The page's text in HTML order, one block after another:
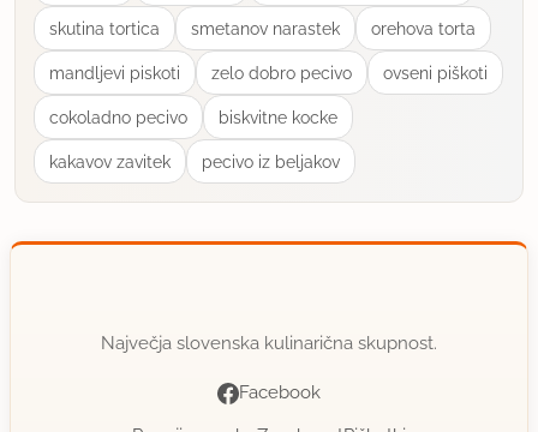
skutina tortica smetanov narastek orehova torta
mandljevi piskoti zelo dobro pecivo ovseni piškoti
cokoladno pecivo biskvitne kocke
kakavov zavitek pecivo iz beljakov
Največja slovenska kulinarična skupnost.
Facebook